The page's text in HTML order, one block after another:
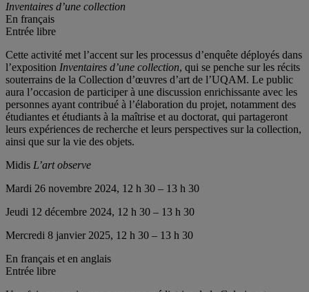
Inventaires d’une collection
En français
Entrée libre
Cette activité met l’accent sur les processus d’enquête déployés dans
l’exposition Inventaires d’une collection, qui se penche sur les récits
souterrains de la Collection d’œuvres d’art de l’UQAM. Le public
aura l’occasion de participer à une discussion enrichissante avec les
personnes ayant contribué à l’élaboration du projet, notamment des
étudiantes et étudiants à la maîtrise et au doctorat, qui partageront
leurs expériences de recherche et leurs perspectives sur la collection,
ainsi que sur la vie des objets.
Midis L’art observe
Mardi 26 novembre 2024, 12 h 30 – 13 h 30
Jeudi 12 décembre 2024, 12 h 30 – 13 h 30
Mercredi 8 janvier 2025, 12 h 30 – 13 h 30
En français et en anglais
Entrée libre